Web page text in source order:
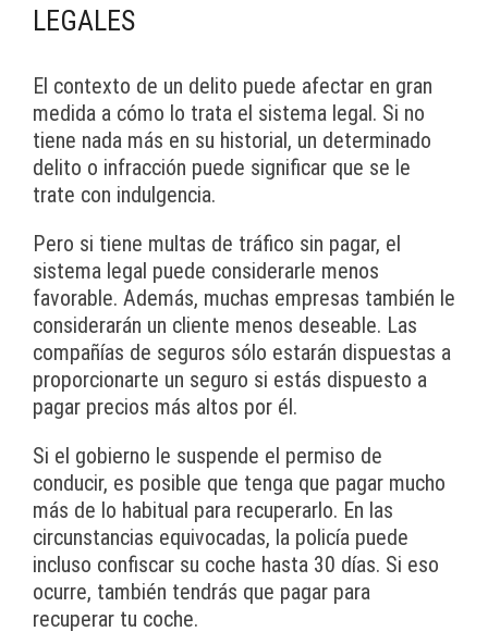
LEGALES
El contexto de un delito puede afectar en gran
medida a cómo lo trata el sistema legal. Si no
tiene nada más en su historial, un determinado
delito o infracción puede significar que se le
trate con indulgencia.
Pero si tiene multas de tráfico sin pagar, el
sistema legal puede considerarle menos
favorable. Además, muchas empresas también le
considerarán un cliente menos deseable. Las
compañías de seguros sólo estarán dispuestas a
proporcionarte un seguro si estás dispuesto a
pagar precios más altos por él.
Si el gobierno le suspende el permiso de
conducir, es posible que tenga que pagar mucho
más de lo habitual para recuperarlo. En las
circunstancias equivocadas, la policía puede
incluso confiscar su coche hasta 30 días. Si eso
ocurre, también tendrás que pagar para
recuperar tu coche.